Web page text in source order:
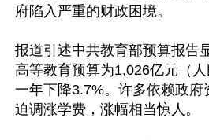
府陷入严重的财政困境。
报道引述中共教育部预算报告
高等教育预算为1,026亿元（
一年下降3.7%。许多依赖政府
迫调涨学费，涨幅相当惊人。